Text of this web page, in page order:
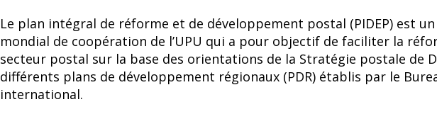
Le plan intégral de réforme et de développement postal (PIDEP) est
mondial de coopération de l’UPU qui a pour objectif de faciliter la
secteur postal sur la base des orientations de la Stratégie postale de
différents plans de développement régionaux (PDR) établis par le
international.